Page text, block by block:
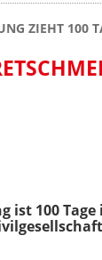
ZIEHT 100
ist 100